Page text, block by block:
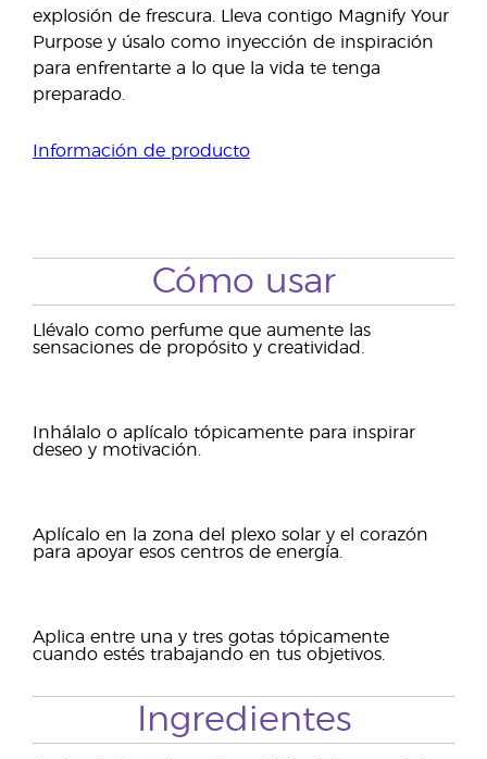
explosión de frescura. Lleva contigo Magnify Your
Purpose y úsalo como inyección de inspiración
para enfrentarte a lo que la vida te tenga
preparado.
Información de producto
Cómo usar
Llévalo como perfume que aumente las
sensaciones de propósito y creatividad.
Inhálalo o aplícalo tópicamente para inspirar
deseo y motivación.
Aplícalo en la zona del plexo solar y el corazón
para apoyar esos centros de energía.
Aplica entre una y tres gotas tópicamente
cuando estés trabajando en tus objetivos.
Ingredientes